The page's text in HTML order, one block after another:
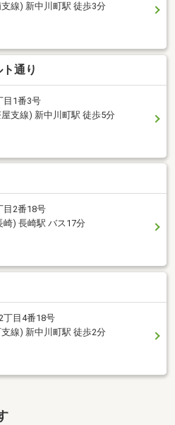
線) 新中川町駅 徒歩3分
通り
目1番3号
支線) 新中川町駅 徒歩5分
目2番18号
) 長崎駅 バス17分
丁目4番18号
線) 新中川町駅 徒歩2分